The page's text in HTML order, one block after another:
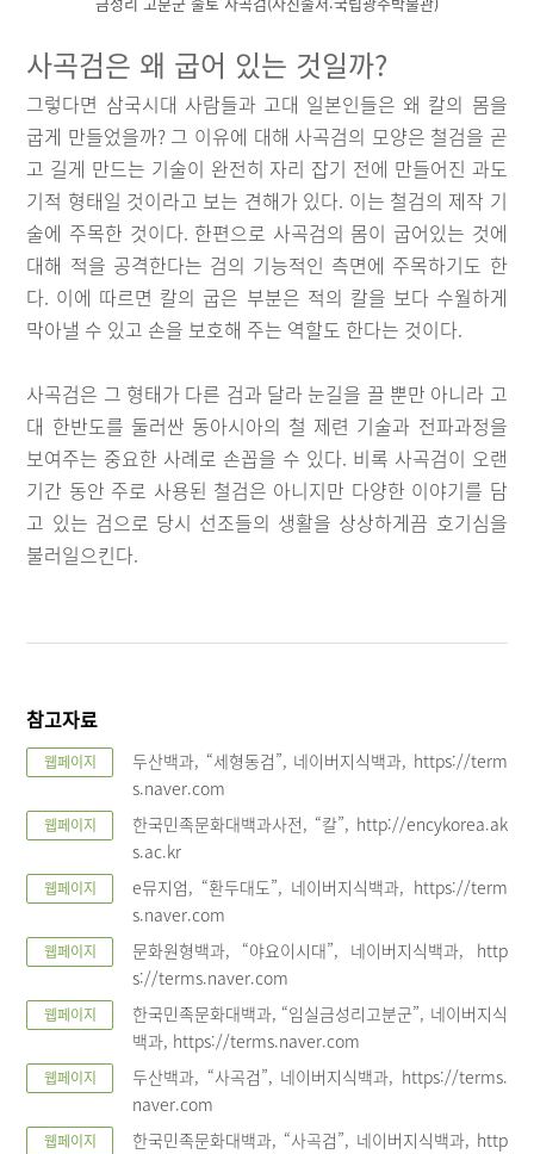
사곡검은 왜 굽어 있는 것일까?
그렇다면 삼국시대 사람들과 고대 일본인들은 왜 칼의 몸을
굽게 만들었을까? 그 이유에 대해 사곡검의 모양은 철검을 곧
고 길게 만드는 기술이 완전히 자리 잡기 전에 만들어진 과도
기적 형태일 것이라고 보는 견해가 있다. 이는 철검의 제작 기
술에 주목한 것이다. 한편으로 사곡검의 몸이 굽어있는 것에
대해 적을 공격한다는 검의 기능적인 측면에 주목하기도 한
다. 이에 따르면 칼의 굽은 부분은 적의 칼을 보다 수월하게
막아낼 수 있고 손을 보호해 주는 역할도 한다는 것이다.
사곡검은 그 형태가 다른 검과 달라 눈길을 끌 뿐만 아니라 고
대 한반도를 둘러싼 동아시아의 철 제련 기술과 전파과정을
보여주는 중요한 사례로 손꼽을 수 있다. 비록 사곡검이 오랜
기간 동안 주로 사용된 철검은 아니지만 다양한 이야기를 담
고 있는 검으로 당시 선조들의 생활을 상상하게끔 호기심을
불러일으킨다.
참고자료
웹페이지
두산백과, “세형동검”, 네이버지식백과, https://term
s.naver.com
웹페이지
한국민족문화대백과사전, “칼”, http://encykorea.ak
s.ac.kr
웹페이지
e뮤지엄, “환두대도”, 네이버지식백과, https://term
s.naver.com
웹페이지
문화원형백과, “야요이시대”, 네이버지식백과, http
s://terms.naver.com
웹페이지
한국민족문화대백과, “임실금성리고분군”, 네이버지식
백과, https://terms.naver.com
웹페이지
두산백과, “사곡검”, 네이버지식백과, https://terms.
naver.com
웹페이지
한국민족문화대백과, “사곡검”, 네이버지식백과, http